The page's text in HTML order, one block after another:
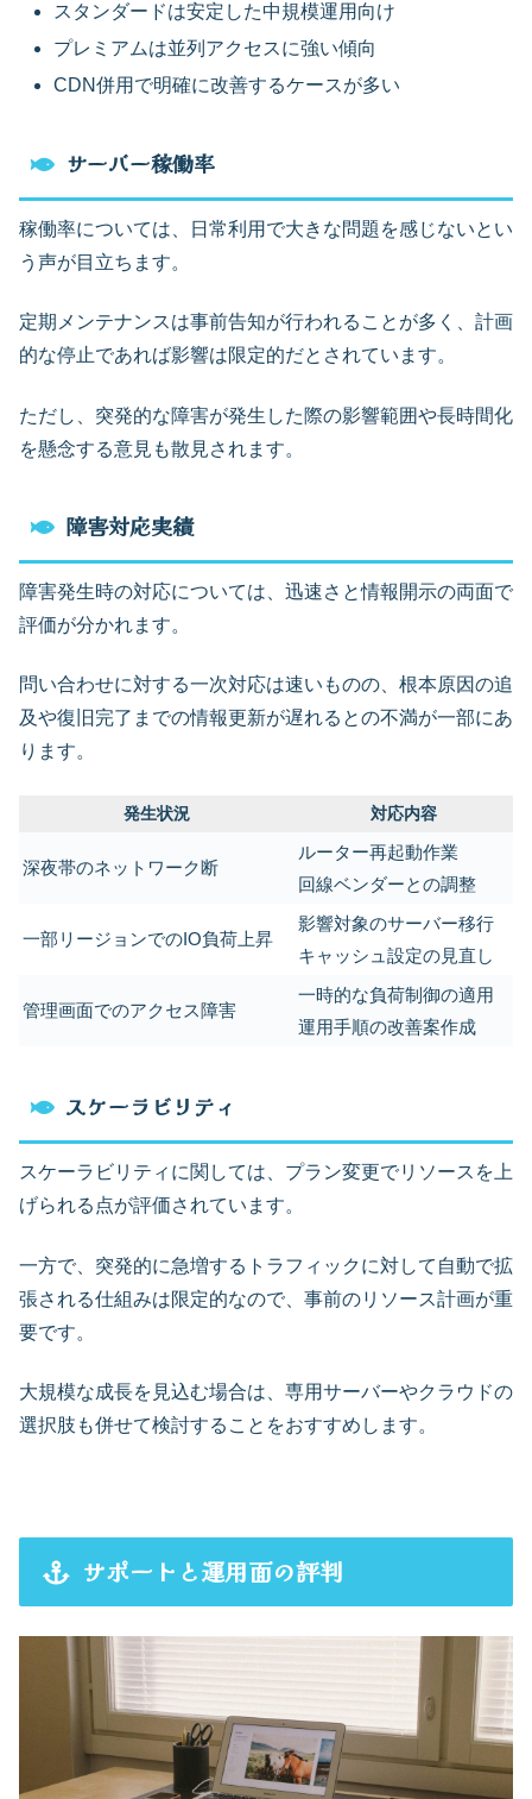
スタンダードは安定した中規模運用向け
プレミアムは並列アクセスに強い傾向
CDN併用で明確に改善するケースが多い
サーバー稼働率
稼働率については、日常利用で大きな問題を感じないとい
う声が目立ちます。
定期メンテナンスは事前告知が行われることが多く、計画
的な停止であれば影響は限定的だとされています。
ただし、突発的な障害が発生した際の影響範囲や長時間化
を懸念する意見も散見されます。
障害対応実績
障害発生時の対応については、迅速さと情報開示の両面で
評価が分かれます。
問い合わせに対する一次対応は速いものの、根本原因の追
及や復旧完了までの情報更新が遅れるとの不満が一部にあ
ります。
発生状況 対応内容
深夜帯のネットワーク断
ルーター再起動作業
回線ベンダーとの調整
一部リージョンでのIO負荷上昇
影響対象のサーバー移行
キャッシュ設定の見直し
管理画面でのアクセス障害
一時的な負荷制御の適用
運用手順の改善案作成
スケーラビリティ
スケーラビリティに関しては、プラン変更でリソースを上
げられる点が評価されています。
一方で、突発的に急増するトラフィックに対して自動で拡
張される仕組みは限定的なので、事前のリソース計画が重
要です。
大規模な成長を見込む場合は、専用サーバーやクラウドの
選択肢も併せて検討することをおすすめします。
サポートと運用面の評判